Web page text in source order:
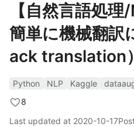
【自然言語処
簡単に機械翻訳
ack translation
Python NLP Kaggle
8
Last updated at 2020-10-17